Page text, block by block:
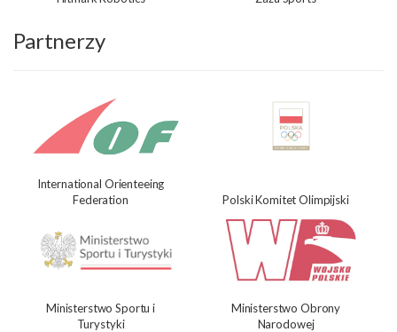
Partnerzy
International Orienteeing
Federation
Polski Komitet Olimpijski
Ministerstwo Sportu i
Turystyki
Ministerstwo Obrony
Narodowej